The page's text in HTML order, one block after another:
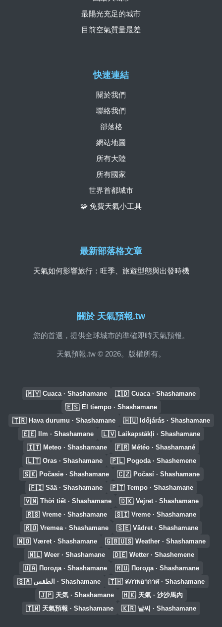
關於 天氣預報.tw
您的首選，提供全球城市的準確即時天氣預報。
天氣預報.tw © 2026。版權所有。
快速連結
關於我們
聯絡我們
部落格
網站地圖
所有大陸
所有國家
世界首都城市
🧩 免費天氣小工具
最陽光充足的城市
目前空氣質量最差
最新部落格文章
天氣如何影響旅行：旺季、旅遊型態與出發時機
🇲🇾 Cuaca · Shashamane 🇮🇩 Cuaca · Shashamane
🇪🇸 El tiempo · Shashamane
🇹🇷 Hava durumu · Shashamane 🇭🇺 Időjárás · Shashamane
🇪🇪 Ilm · Shashamane 🇱🇻 Laikapstākļi · Shashamane
🇮🇹 Meteo · Shashamane 🇫🇷 Météo · Shashamané
🇱🇹 Oras · Shashamane 🇵🇱 Pogoda · Shashemene
🇸🇰 Počasie · Shashamane 🇨🇿 Počasí · Shashamane
🇫🇮 Sää · Shashamane 🇵🇹 Tempo · Shashamane
🇻🇳 Thời tiết · Shashamane 🇩🇰 Vejret · Shashamane
🇷🇸 Vreme · Shashamane 🇸🇮 Vreme · Shashamane
🇷🇴 Vremea · Shashamane 🇸🇪 Vädret · Shashamane
🇳🇴 Været · Shashamane 🇬🇧🇺🇸 Weather · Shashamane
🇳🇱 Weer · Shashamane 🇩🇪 Wetter · Shashemene
🇺🇦 Погода · Shashamane 🇷🇺 Погода · Shashamane
🇸🇦 الطقس · Shashamane 🇹🇭 สภาพอากาศ · Shashamane
🇯🇵 天気 · Shashamane 🇭🇰 天氣 · 沙沙馬內
🇹🇼 天氣預報 · Shashamane 🇰🇷 날씨 · Shashamane